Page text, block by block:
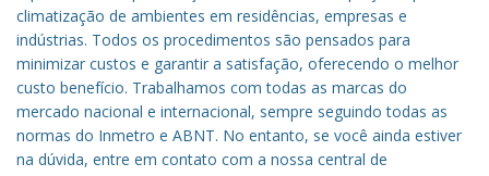
climatização de ambientes em residências, empresas e
indústrias. Todos os procedimentos são pensados para
minimizar custos e garantir a satisfação, oferecendo o melhor
custo benefício. Trabalhamos com todas as marcas do
mercado nacional e internacional, sempre seguindo todas as
normas do Inmetro e ABNT. No entanto, se você ainda estiver
na dúvida, entre em contato com a nossa central de